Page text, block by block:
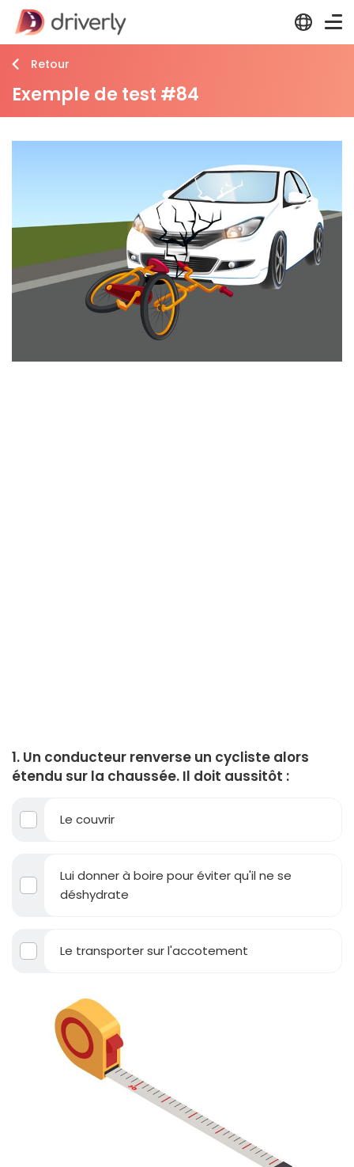
Retour
Exemple de test #84
1. Un conducteur renverse un cycliste alors
étendu sur la chaussée. Il doit aussitôt :
Le couvrir
Lui donner à boire pour éviter qu'il ne se
déshydrate
Le transporter sur l'accotement